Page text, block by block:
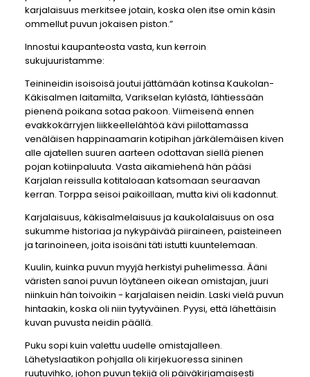
karjalaisuus merkitsee jotain, koska olen itse omin käsin
ommellut puvun jokaisen piston.”
Innostui kaupanteosta vasta, kun kerroin
sukujuuristamme:
Teinineidin isoisoisä joutui jättämään kotinsa Kaukolan-
Käkisalmen laitamilta, Varikselan kylästä, lähtiessään
pienenä poikana sotaa pakoon. Viimeisenä ennen
evakkokärryjen liikkeellelähtöä kävi piilottamassa
venäläisen happinaamarin kotipihan järkälemäisen kiven
alle ajatellen suuren aarteen odottavan siellä pienen
pojan kotiinpaluuta. Vasta aikamiehenä hän pääsi
Karjalan reissulla kotitaloaan katsomaan seuraavan
kerran. Torppa seisoi paikoillaan, mutta kivi oli kadonnut.
Karjalaisuus, käkisalmelaisuus ja kaukolalaisuus on osa
sukumme historiaa ja nykypäivää piiraineen, paisteineen
ja tarinoineen, joita isoisäni täti istutti kuuntelemaan.
Kuulin, kuinka puvun myyjä herkistyi puhelimessa. Ääni
väristen sanoi puvun löytäneen oikean omistajan, juuri
niinkuin hän toivoikin - karjalaisen neidin. Laski vielä puvun
hintaakin, koska oli niin tyytyväinen. Pyysi, että lähettäisin
kuvan puvusta neidin päällä.
Puku sopi kuin valettu uudelle omistajalleen.
Lähetyslaatikon pohjalla oli kirjekuoressa sininen
ruutuvihko, johon puvun tekijä oli päiväkirjamaisesti